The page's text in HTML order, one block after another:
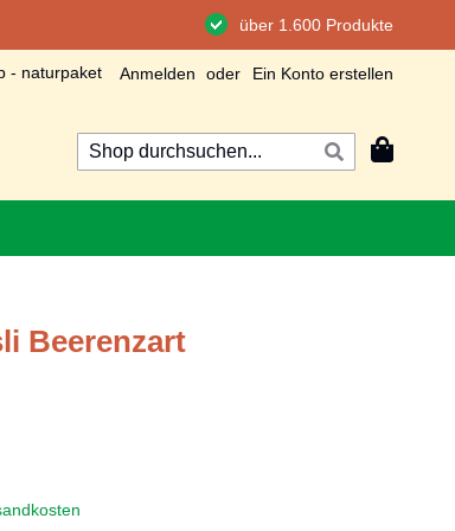
über 1.600 Produkte
- naturpaket Anmelden Ein Konto erstellen
Mein
Suche
Beerenzart